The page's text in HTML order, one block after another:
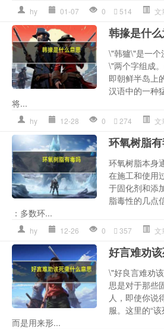
hy 01-07 0 514 文
韩掾是什
\"韩獹\"是一
\"两个字组成
即朝鲜半岛上
汉语中的一种
将...
hy 12-28 0 274 文
环氧树脂
环氧树脂本身
在施工和使用
于固化剂和添
脂毒性的几点
：多数环...
hy 12-26 0 357 文
好言难劝
\"好良言难劝
思是对于那些
人，即使你说
服。这里的“
而是用来形...